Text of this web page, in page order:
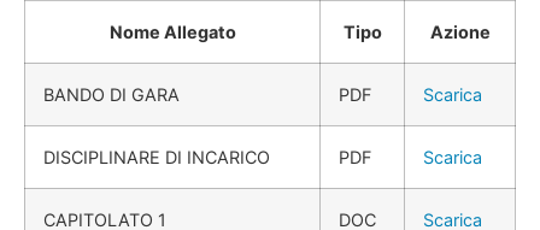
Nome Allegato Tipo Azione
BANDO DI GARA PDF Scarica
DISCIPLINARE DI INCARICO PDF Scarica
CAPITOLATO 1 DOC Scarica